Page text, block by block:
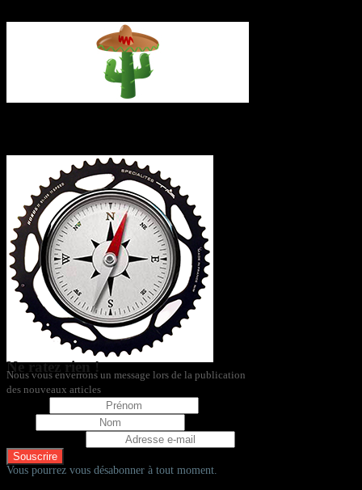
Ne ratez rien !
Nous vous enverrons un message lors de la publication
des nouveaux articles
Vous pourrez vous désabonner à tout moment.